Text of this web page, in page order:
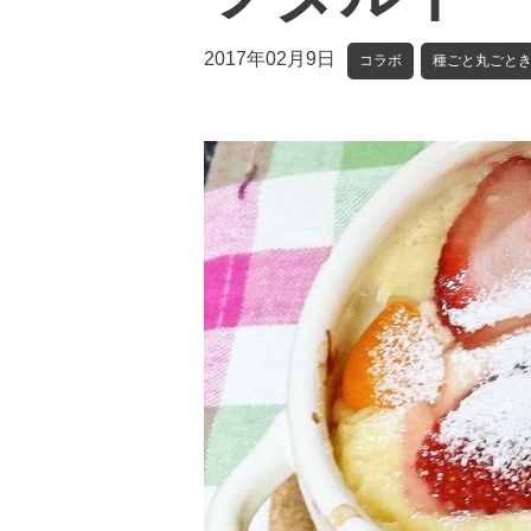
2017年02月9日 コラボ 種ごと丸ごと